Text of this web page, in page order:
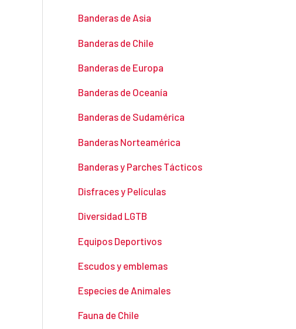
Banderas de Asia
Banderas de Chile
Banderas de Europa
Banderas de Oceanía
Banderas de Sudamérica
Banderas Norteamérica
Banderas y Parches Tácticos
Disfraces y Películas
Diversidad LGTB
Equipos Deportivos
Escudos y emblemas
Especies de Animales
Fauna de Chile